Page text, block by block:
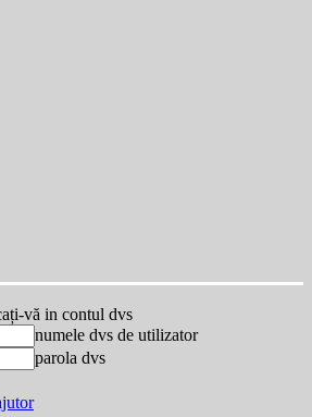
vă in contul dvs
numele dvs de utilizator
parola dvs